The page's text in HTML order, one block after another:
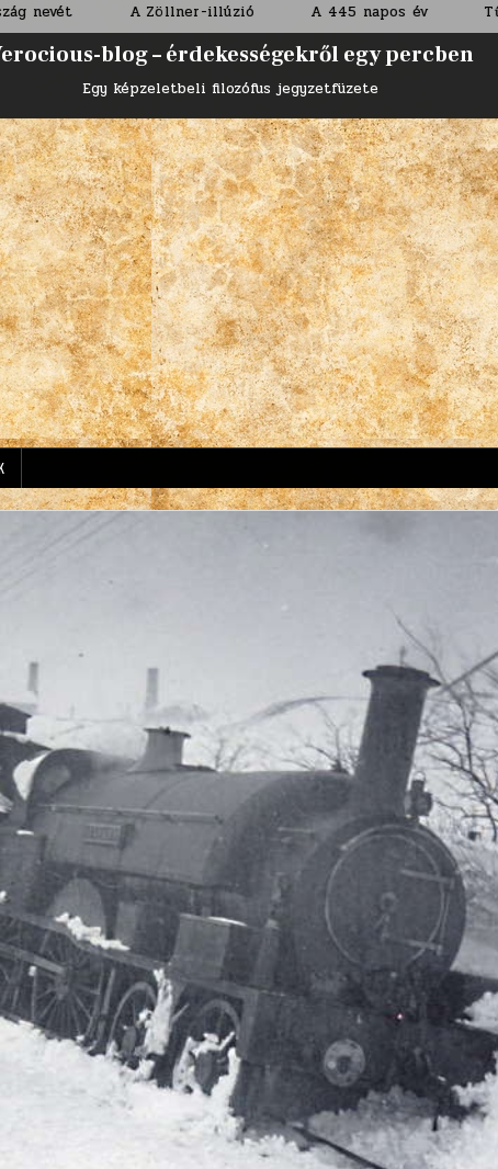
A Zöllner-illúzió A 445 napos év Tűzesés a
blog – érdekességekről egy percben
Egy képzeletbeli filozófus jegyzetfüzete